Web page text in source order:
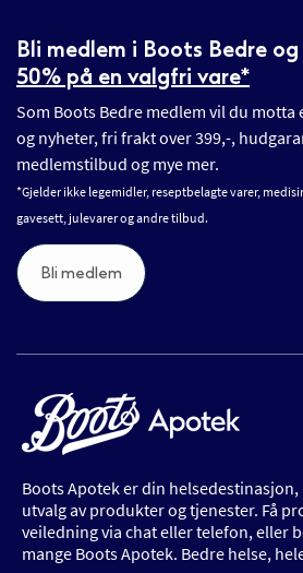
Bli medlem i Boots Bedre
50% på en valgfri vare*
Som Boots Bedre medlem vil du motta
og nyheter, fri frakt over 399,-,
medlemstilbud og mye mer.
*Gjelder ikke legemidler, reseptbelagte varer,
gavesett, julevarer og andre tilbud.
Bli medlem
Boots Apotek er din
utvalg av produkter og tjenester. Få
veiledning via chat eller telefon, eller
mange Boots Apotek. Bedre helse,